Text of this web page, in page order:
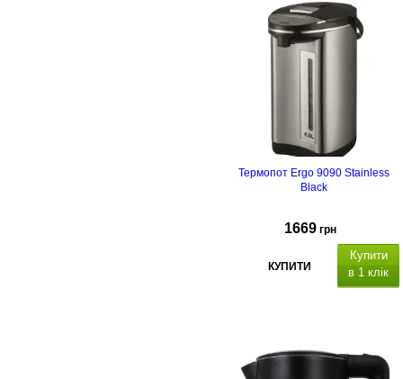
Термопот Ergo 9090 Stainless
Black
1669 грн
КУПИТИ
Купити
в 1 клік